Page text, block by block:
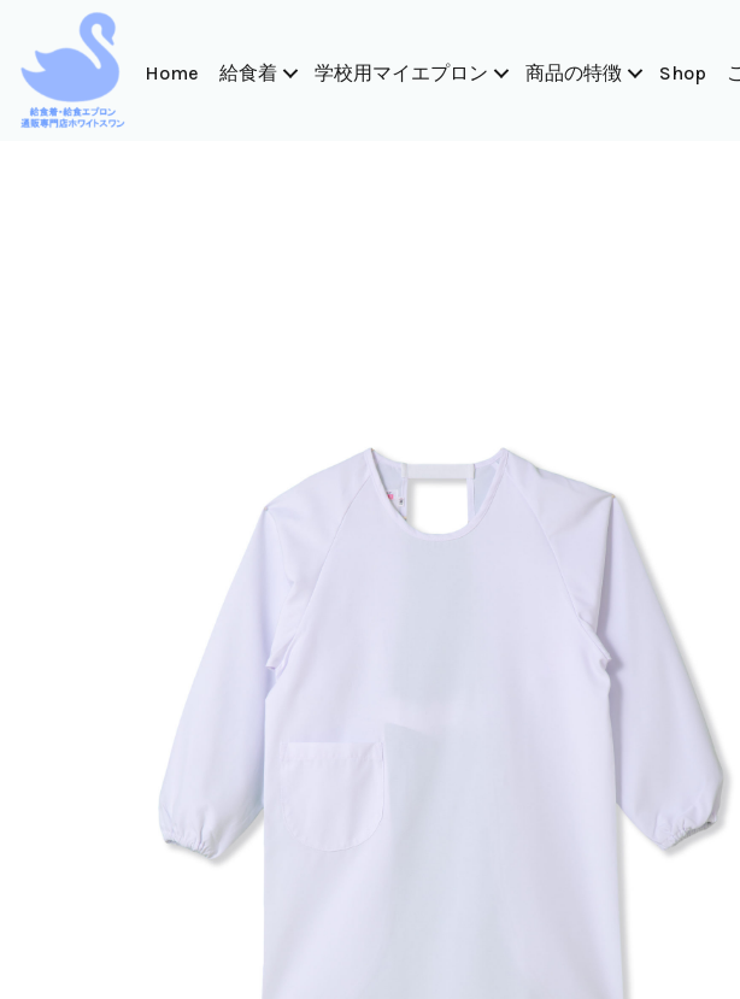
Home 給食着 学校用マイエプロン 商品の特徴 Shop